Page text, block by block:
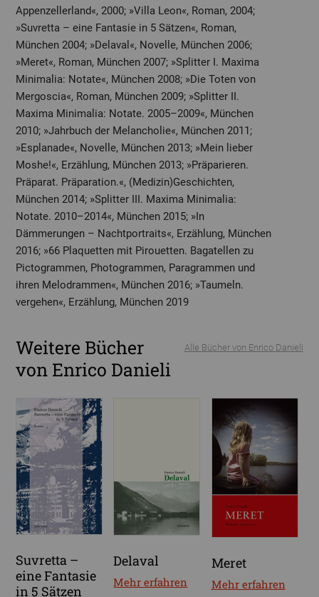
Appenzellerland«, 2000; »Villa Leon«, Roman, 2004;
»Suvretta – eine Fantasie in 5 Sätzen«, Roman,
München 2004; »Delaval«, Novelle, München 2006;
»Meret«, Roman, München 2007; »Splitter I. Maxima
Minimalia: Notate«, München 2008; »Die Toten von
Mergoscia«, Roman, München 2009; »Splitter II.
Maxima Minimalia: Notate. 2005–2009«, München
2010; »Jahrbuch der Melancholie«, München 2011;
»Esplanade«, Novelle, München 2013; »Mein lieber
Moshe!«, Erzählung, München 2013; »Präparieren.
Präparat. Präparation.«, (Medizin)Geschichten,
München 2014; »Splitter III. Maxima Minimalia:
Notate. 2010–2014«, München 2015; »In
Dämmerungen – Nachtportraits«, Erzählung, München
2016; »66 Plaquetten mit Pirouetten. Bagatellen zu
Pictogrammen, Photogrammen, Paragrammen und
ihren Melodrammen«, München 2016; »Taumeln.
vergehen«, Erzählung, München 2019
Alle Bücher von Enrico Danieli
Weitere Bücher
von Enrico Danieli
Suvretta –
eine Fantasie
in 5 Sätzen
Delaval
Mehr erfahren
Meret
Mehr erfahren